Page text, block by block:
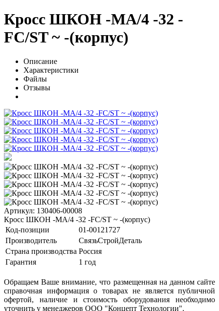
Кросс ШКОН -МА/4 -32 -
FC/ST ~ -(корпус)
Описание
Характеристики
Файлы
Отзывы
Артикул: 130406-00008
Кросс ШКОН -МА/4 -32 -FC/ST ~ -(корпус)
Код-позиции
01-00121727
Производитель
СвязьСтройДеталь
Страна производства Россия
Гарантия
1 год
Обращаем Ваше внимание, что размещенная на данном сайте
справочная информация о товарах не является публичной
офертой, наличие и стоимость оборудования необходимо
уточнить у менеджеров ООО "Концепт Технологии".